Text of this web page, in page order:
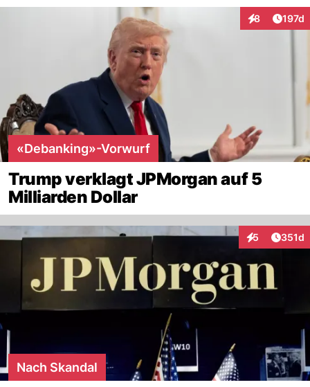
8
Interaktionen
197d
«Debanking»-Vorwurf
Trump verklagt JPMorgan auf 5
Milliarden Dollar
5
Interaktionen
351d
Nach Skandal